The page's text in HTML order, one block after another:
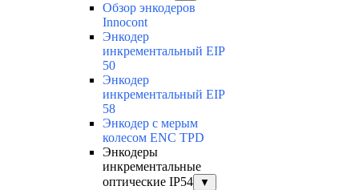
Обзор энкодеров
Innocont
Энкодер
инкрементальный EIP
50
Энкодер
инкрементальный EIP
58
Энкодер с мерым
колесом ENC TPD
Энкодеры
инкрементальные
оптические IP54
▼